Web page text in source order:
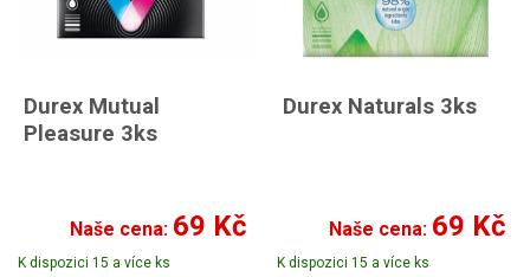
Durex Mutual
Pleasure 3ks
Naše cena: 69 Kč
K dispozici 15 a více ks
Durex Naturals 3ks
Naše cena: 69 Kč
K dispozici 15 a více ks